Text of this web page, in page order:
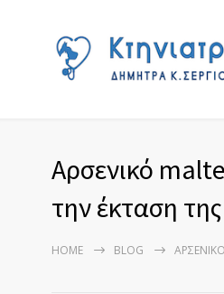
Αρσενικό
την έκταση
HOME BLOG